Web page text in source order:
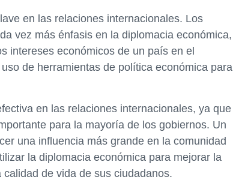
en las relaciones internacionales. Los
vez más énfasis en la diplomacia económica,
intereses económicos de un país en el
de herramientas de política económica para
en las relaciones internacionales, ya que
para la mayoría de los gobiernos. Un
una influencia más grande en la comunidad
la diplomacia económica para mejorar la
de vida de sus ciudadanos.